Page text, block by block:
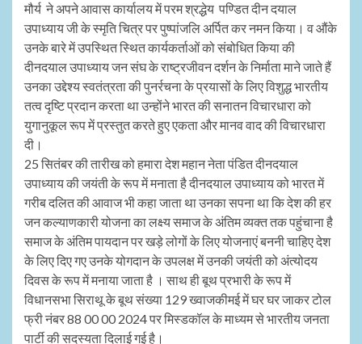
मौर्य ने अपने आवास कार्यालय में परम श्रद्धेय पण्डित दीन दयाल
उपाध्याय जी के स्मृति चित्र पर पुष्पांजलि अर्पित कर नमन किया। व औंके
उनके बारे में उपस्थित स्थित कार्यकर्ताओं को संबोधित किया की
दीनदयाल उपाध्याय जन संघ के राष्ट्रजीवन दर्शन के निर्माता माने जाते हैं
उनका उद्देश्य स्वतंत्रता की पुनर्रचना के प्रयासों के लिए विशुद्ध भारतीय
तत्व दृष्टि प्रदान करता था उन्होंने भारत की सनातन विचारधारा को
युगानुकूल रूप में प्रस्तुत करते हुए एकता और मानव वाद की विचारधारा
दी।
25 सितंबर की तारीख को हमारा देश महान नेता पंडित दीनदयाल
उपाध्याय की जयंती के रूप में मनाता है दीनदयाल उपाध्याय को भारत में
गरीब दलित की आवाज भी कहा जाता था उनका सपना था कि देश की हर
जन कल्याणकारी योजना का लक्ष्य समाज के अंतिम व्यक्त तक पहुंचाना है
समाज के अंतिम पायदान पर खड़े लोगों के लिए योजनाएं बननी चाहिए देश
के लिए दिए गए उनके योगदान के उपलक्ष में उनकी जयंती को अंत्योदय
दिवस के रूप में मनाया जाता है । साथ ही बूथ प्रभारी के रूप में
विधानसभा सिराथू के बूथ संख्या 129 ख्वाजकीमई में घर घर जाकर टोल
फ्री नंबर 88 00 00 2024 पर मिस्डकॉल के माध्यम से भारतीय जनता
पार्टी की सदस्यता दिलाई गई है।